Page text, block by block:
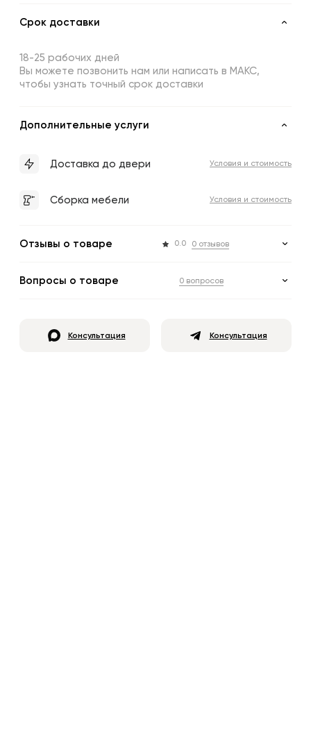
Срок доставки
18-25 рабочих дней
Вы можете позвонить нам или написать в МАКС,
чтобы узнать точный срок доставки
Дополнительные услуги
Доставка до двери Условия и стоимость
Сборка мебели Условия и стоимость
Отзывы о товаре 0.0 0 отзывов
Вопросы о товаре 0 вопросов
Консультация Консультация